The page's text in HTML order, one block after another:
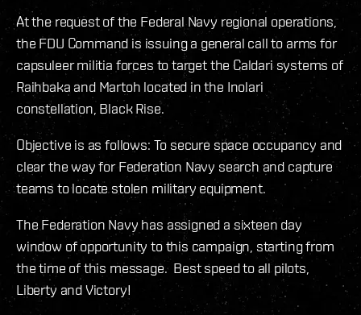
At the request of the Federal Navy regional operations,
the FDU Command is issuing a general call to arms for
capsuleer militia forces to target the Caldari systems of
Raihbaka and Martoh located in the Inolari
constellation, Black Rise.
Objective is as follows: To secure space occupancy and
clear the way for Federation Navy search and capture
teams to locate stolen military equipment.
The Federation Navy has assigned a sixteen day
window of opportunity to this campaign, starting from
the time of this message. Best speed to all pilots,
Liberty and Victory!